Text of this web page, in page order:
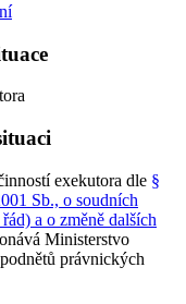
exekutora dle §
Sb., o soudních
a o změně dalších
Ministerstvo
právnických